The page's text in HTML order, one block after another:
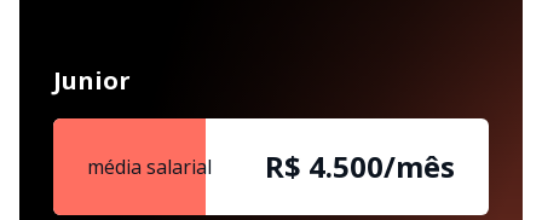
Junior
média salarial R$ 4.500/mês